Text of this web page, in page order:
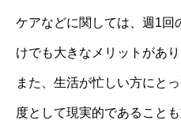
ケアなどに関しては、週1回
けでも大きなメリットがあり
また、生活が忙しい方にと
度として現実的であること